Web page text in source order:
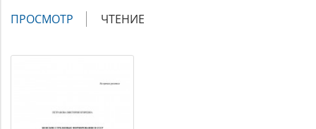
Главные
ПРОСМОТР (АКТИВНАЯ
ЧТЕНИЕ